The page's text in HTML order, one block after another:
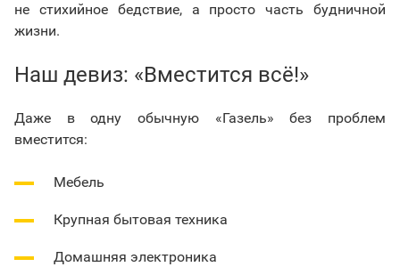
не стихийное бедствие, а просто часть будничной
жизни.
Наш девиз: «Вместится всё!»
Даже в одну обычную «Газель» без проблем
вместится:
Мебель
Крупная бытовая техника
Домашняя электроника